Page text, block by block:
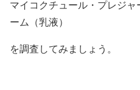
マイコクチュール・プレジ
ーム（乳液）
を調査してみましょう。